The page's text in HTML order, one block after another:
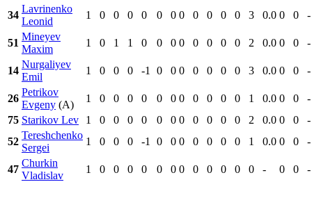
34
Lavrinenko
Leonid
1 0 0 0 0 0 0 0 0 0 0 0 3 0.0 0 0 -
51
Mineyev
Maxim
1 0 1 1 0 0 0 0 0 0 0 0 2 0.0 0 0 -
14
Nurgaliyev
Emil
1 0 0 0 -1 0 0 0 0 0 0 0 3 0.0 0 0 -
26
Petrikov
Evgeny (A)
1 0 0 0 0 0 0 0 0 0 0 0 1 0.0 0 0
-
75 Starikov Lev 1 0 0 0 0 0 0 0 0 0 0 0 2 0.0 0 0
-
52
Tereshchenko
Sergei
1 0 0 0 -1 0 0 0 0 0 0 0 1 0.0 0 0 -
47
Churkin
Vladislav
1 0 0 0 0 0 0 0 0 0 0 0 0 - 0 0 -